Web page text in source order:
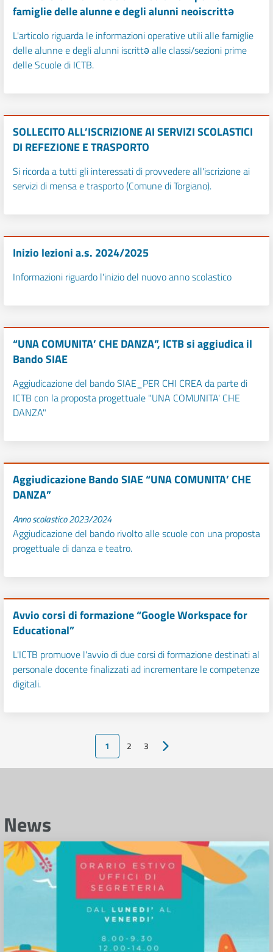
famiglie delle alunne e degli alunni neoiscrittə
L'articolo riguarda le informazioni operative utili alle famiglie
delle alunne e degli alunni iscrittə alle classi/sezioni prime
delle Scuole di ICTB.
SOLLECITO ALL’ISCRIZIONE AI SERVIZI SCOLASTICI
DI REFEZIONE E TRASPORTO
Si ricorda a tutti gli interessati di provvedere all'iscrizione ai
servizi di mensa e trasporto (Comune di Torgiano).
Inizio lezioni a.s. 2024/2025
Informazioni riguardo l'inizio del nuovo anno scolastico
“UNA COMUNITA’ CHE DANZA”, ICTB si aggiudica il
Bando SIAE
Aggiudicazione del bando SIAE_PER CHI CREA da parte di
ICTB con la proposta progettuale "UNA COMUNITA' CHE
DANZA"
Aggiudicazione Bando SIAE “UNA COMUNITA’ CHE
DANZA”
Anno scolastico 2023/2024
Aggiudicazione del bando rivolto alle scuole con una proposta
progettuale di danza e teatro.
Avvio corsi di formazione “Google Workspace for
Educational”
L'ICTB promuove l'avvio di due corsi di formazione destinati al
personale docente finalizzati ad incrementare le competenze
digitali.
1 2 3 Pagina successiva
News